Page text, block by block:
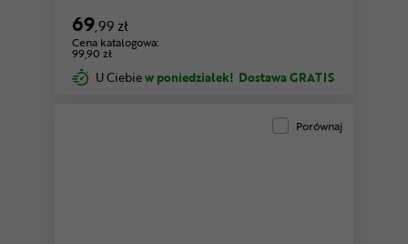
69,99 zł
Cena katalogowa:
99,90 zł
U Ciebiew poniedziałek! Dostawa GRATIS
Porównaj